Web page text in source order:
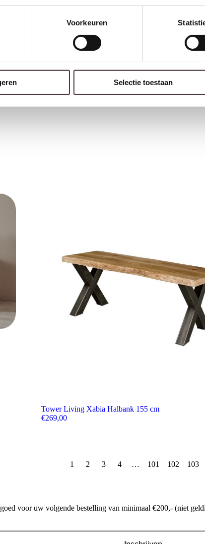
Voorkeuren
Selectie toestaan
999,00
Tower Living Xabia Halbank 155 cm
€269,00
1 2 3 4 … 101 102 103
voor uw volgende bestelling van minimaal €200,- (niet